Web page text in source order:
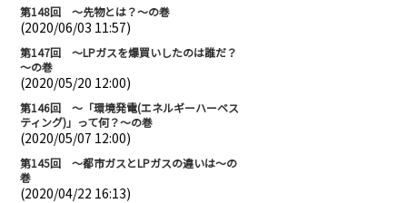
第148回 ～先物とは？～の巻
(2020/06/03 11:57)
第147回 ～LPガスを爆買いしたのは誰だ？
～の巻
(2020/05/20 12:00)
第146回 ～「環境発電(エネルギーハーベス
ティング)」って何？～の巻
(2020/05/07 12:00)
第145回 ～都市ガスとLPガスの違いは～の
巻
(2020/04/22 16:13)